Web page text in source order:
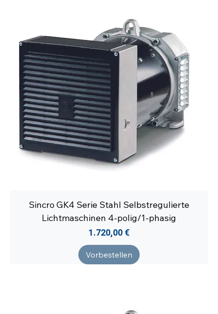
Sincro GK4 Serie Stahl Selbstregulierte
Lichtmaschinen 4-polig/1-phasig
Preis
1.720,00 €
Vorbestellen